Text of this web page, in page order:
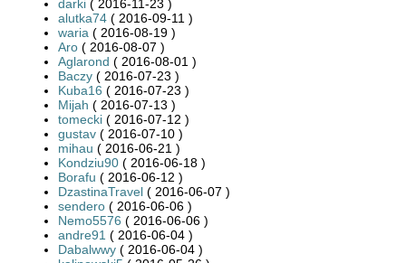
darki ( 2016-11-23 )
alutka74 ( 2016-09-11 )
waria ( 2016-08-19 )
Aro ( 2016-08-07 )
Aglarond ( 2016-08-01 )
Baczy ( 2016-07-23 )
Kuba16 ( 2016-07-23 )
Mijah ( 2016-07-13 )
tomecki ( 2016-07-12 )
gustav ( 2016-07-10 )
mihau ( 2016-06-21 )
Kondziu90 ( 2016-06-18 )
Borafu ( 2016-06-12 )
DzastinaTravel ( 2016-06-07 )
sendero ( 2016-06-06 )
Nemo5576 ( 2016-06-06 )
andre91 ( 2016-06-04 )
Dabalwwy ( 2016-06-04 )